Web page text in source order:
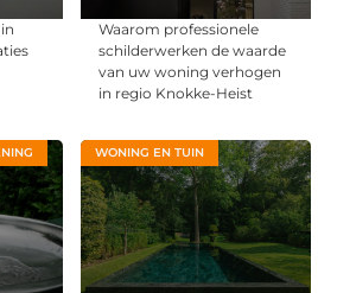
Waarom professionele
schilderwerken de waarde
van uw woning verhogen
in regio Knokke-Heist
WONING EN TUIN